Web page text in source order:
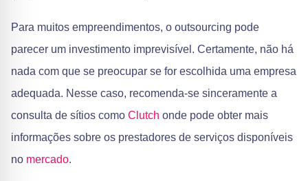
Para muitos empreendimentos, o outsourcing pode
parecer um investimento imprevisível. Certamente, não há
nada com que se preocupar se for escolhida uma empresa
adequada. Nesse caso, recomenda-se sinceramente a
consulta de sítios como Clutch onde pode obter mais
informações sobre os prestadores de serviços disponíveis
no mercado.